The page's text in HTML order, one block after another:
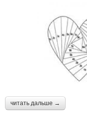
читать дальше →